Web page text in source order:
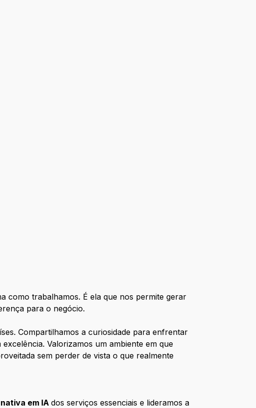
como trabalhamos. É ela que nos permite gerar
para o negócio.
Compartilhamos a curiosidade para enfrentar
Valorizamos um ambiente em que
sem perder de vista o que realmente
nativa em IAdos serviços essenciais e lideramos a